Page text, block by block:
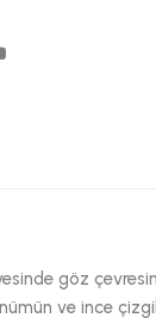
göz
ve ince